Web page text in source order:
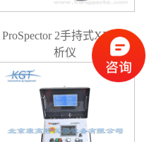
ProSpector 2手持式XRF分
析仪